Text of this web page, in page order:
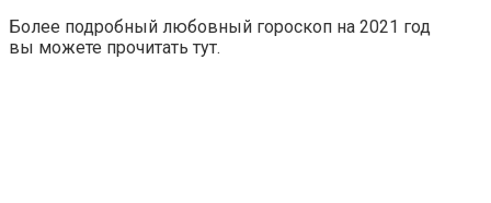
Более подробный любовный гороскоп на 2021 год
вы можете прочитать тут.